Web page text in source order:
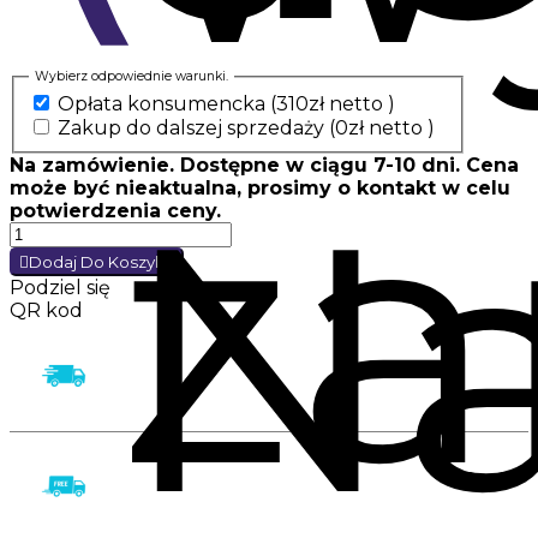
Wybierz odpowiednie warunki.
Opłata konsumencka (310zł netto )
Zakup do dalszej sprzedaży (0zł netto )
Na zamówienie. Dostępne w ciągu 7-10 dni. Cena
może być nieaktualna, prosimy o kontakt w celu
potwierdzenia ceny.
Dodaj Do Koszyka
Podziel się
QR kod